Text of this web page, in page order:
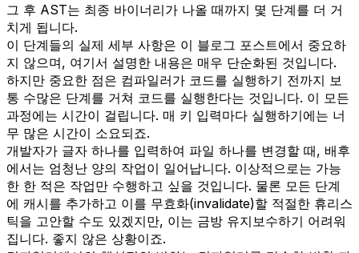
그 후 AST는 최종 바이너리가 나올 때까지 몇 단계를 더 거
치게 됩니다.
이 단계들의 실제 세부 사항은 이 블로그 포스트에서 중요하
지 않으며, 여기서 설명한 내용은 매우 단순화된 것입니다.
하지만 중요한 점은 컴파일러가 코드를 실행하기 전까지 보
통 수많은 단계를 거쳐 코드를 실행한다는 것입니다. 이 모든
과정에는 시간이 걸립니다. 매 키 입력마다 실행하기에는 너
무 많은 시간이 소요되죠.
개발자가 글자 하나를 입력하여 파일 하나를 변경할 때, 배후
에서는 엄청난 양의 작업이 일어납니다. 이상적으로는 가능
한 한 적은 작업만 수행하고 싶을 것입니다. 물론 모든 단계
에 캐시를 추가하고 이를 무효화(invalidate)할 적절한 휴리스
틱을 고안할 수도 있겠지만, 이는 금방 유지보수하기 어려워
집니다. 좋지 않은 상황이죠.